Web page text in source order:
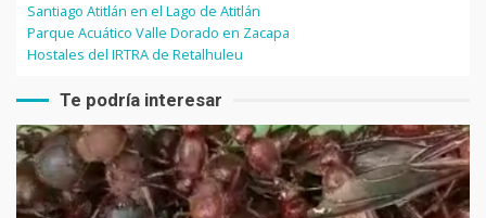
Santiago Atitlán en el Lago de Atitlán
Parque Acuático Valle Dorado en Zacapa
Hostales del IRTRA de Retalhuleu
Te podría interesar